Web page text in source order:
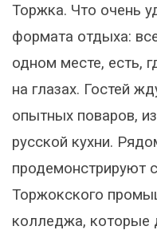
Торжка. Что очень
формата отдыха:
одном месте, есть,
на глазах. Гостей
опытных поваров,
русской кухни.
продемонстрируют
Торжокского
колледжа, которые